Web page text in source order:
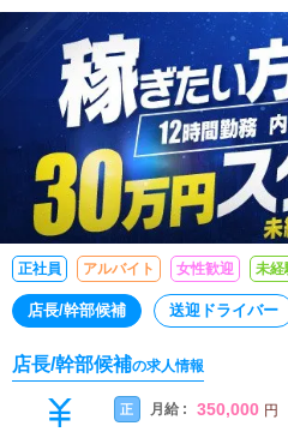
正社員 アルバイト 女性歓迎 未経
店長/幹部候補 送迎ドライバー
店長/幹部候補の求人情報
正 月給 : 350,000 円